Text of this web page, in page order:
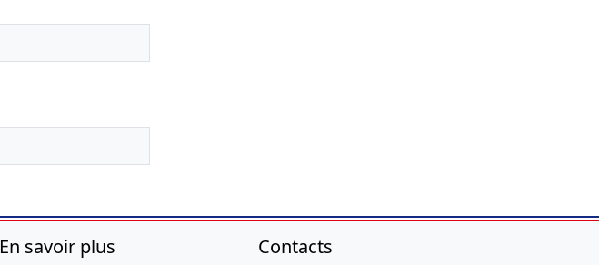
En savoir plus Contacts